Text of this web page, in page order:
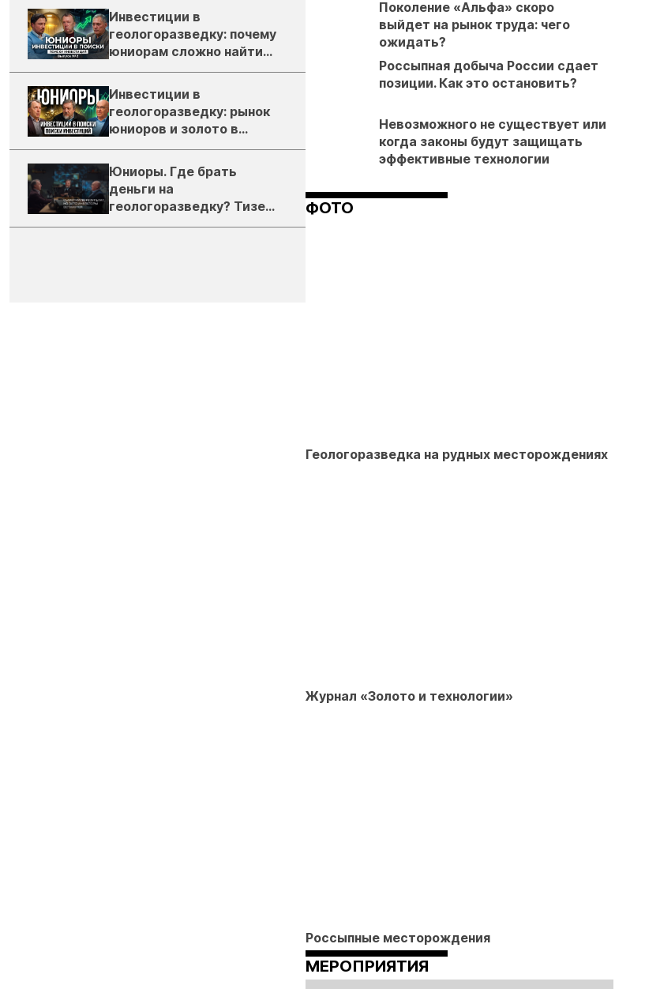
Инвестиции в
геологоразведку: почему
юниорам сложно найти
деньги
Инвестиции в
геологоразведку: рынок
юниоров и золото в
России
Юниоры. Где брать
деньги на
геологоразведку? Тизер
подкаста ЗиТ №1
Поколение «Альфа» скоро
выйдет на рынок труда: чего
ожидать?
Россыпная добыча России сдает
позиции. Как это остановить?
Невозможного не существует или
когда законы будут защищать
эффективные технологии
ФОТО
Геологоразведка на рудных месторождениях
Журнал «Золото и технологии»
Россыпные месторождения
МЕРОПРИЯТИЯ